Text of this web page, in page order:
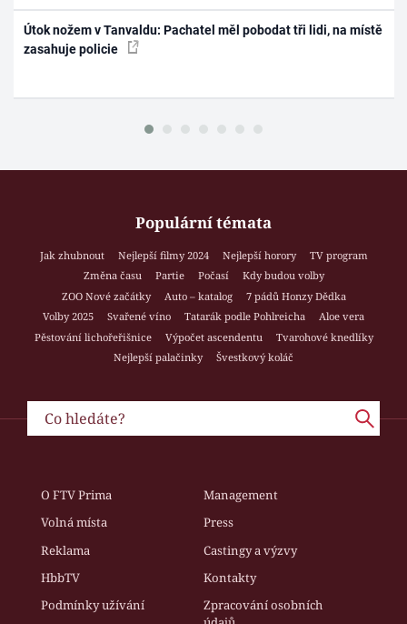
Útok nožem v Tanvaldu: Pachatel měl pobodat tři lidi, na místě
zasahuje policie
Populární témata
Jak zhubnout Nejlepší filmy 2024 Nejlepší horory
TV program
Změna času
Partie Počasí
Kdy budou volby
ZOO Nové začátky
Auto – katalog
7 pádů Honzy Dědka
Volby 2025
Svařené víno Tatarák podle Pohlreicha
Aloe vera
Pěstování lichořeřišnice
Výpočet ascendentu
Tvarohové knedlíky
Nejlepší palačinky
Švestkový koláč
O FTV Prima
Management
Volná místa
Press
Reklama
Castingy a výzvy
HbbTV
Kontakty
Podmínky užívání
Zpracování osobních